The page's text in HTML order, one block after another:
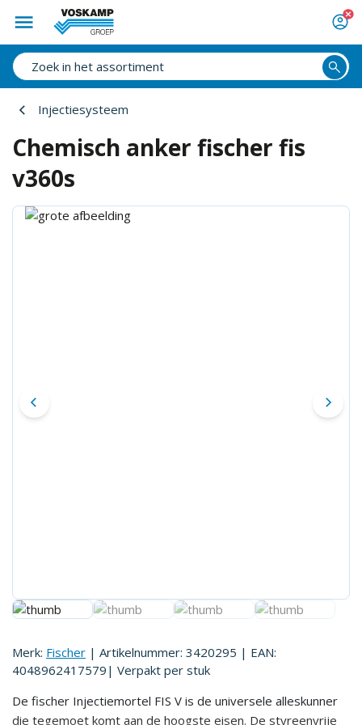
Injectiesysteem
Chemisch anker fischer fis
v360s
Merk: Fischer | Artikelnummer: 3420295 | EAN:
4048962417579 | Verpakt per stuk
De fischer Injectiemortel FIS V is de universele alleskunner
die tegemoet komt aan de hoogste eisen. De styreenvrije